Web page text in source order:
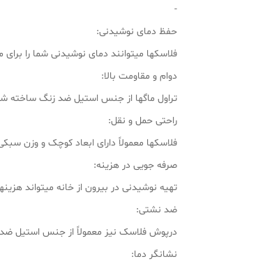
-
حفظ دمای نوشیدنی:
فلاسکها میتوانند دمای نوشیدنی شما را
دوام و مقاومت بالا:
تراول ماگها از جنس استیل ضد زنگ ساخته
راحتی حمل و نقل:
فلاسکها معمولاً دارای ابعاد کوچک و وزن
صرفه جویی در هزینه:
تهیه نوشیدنی در بیرون از خانه میتواند
ضد نشتی:
درپوش فلاسک نیز معمولاً از جنس استیل
نشانگر دما: